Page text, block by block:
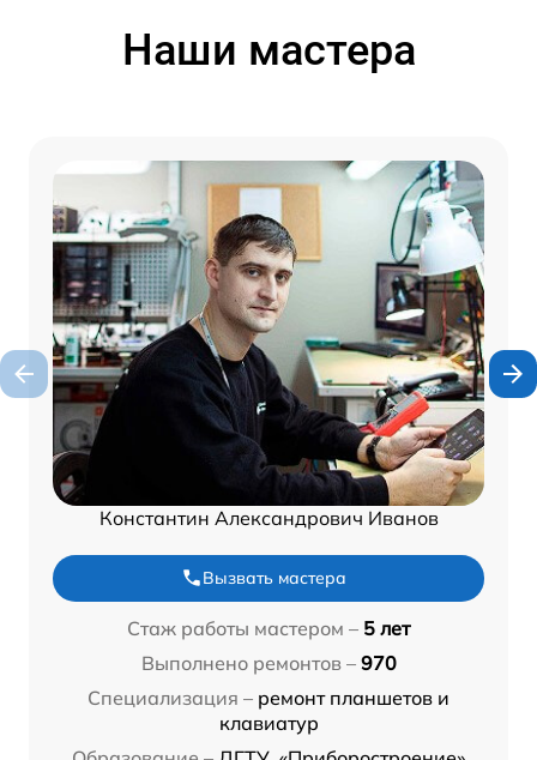
Наши мастера
Константин Александрович Иванов
Вызвать мастера
Стаж работы мастером – 5 лет
Выполнено ремонтов – 970
Специализация – ремонт планшетов и
клавиатур